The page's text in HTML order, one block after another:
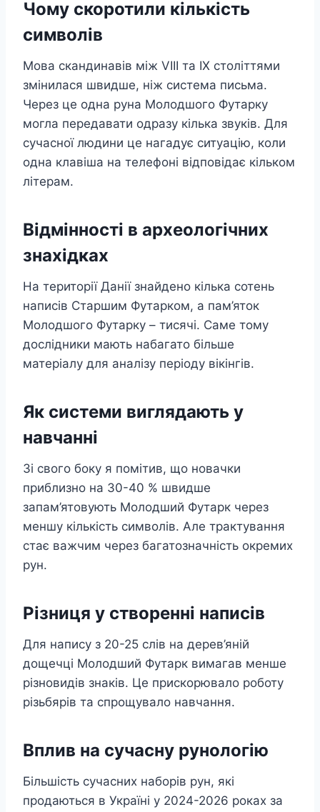
Чому скоротили кількість
символів
Мова скандинавів між VIII та IX століттями
змінилася швидше, ніж система письма.
Через це одна руна Молодшого Футарку
могла передавати одразу кілька звуків. Для
сучасної людини це нагадує ситуацію, коли
одна клавіша на телефоні відповідає кільком
літерам.
Відмінності в археологічних
знахідках
На території Данії знайдено кілька сотень
написів Старшим Футарком, а пам’яток
Молодшого Футарку – тисячі. Саме тому
дослідники мають набагато більше
матеріалу для аналізу періоду вікінгів.
Як системи виглядають у
навчанні
Зі свого боку я помітив, що новачки
приблизно на 30-40 % швидше
запам’ятовують Молодший Футарк через
меншу кількість символів. Але трактування
стає важчим через багатозначність окремих
рун.
Різниця у створенні написів
Для напису з 20-25 слів на дерев’яній
дощечці Молодший Футарк вимагав менше
різновидів знаків. Це прискорювало роботу
різьбярів та спрощувало навчання.
Вплив на сучасну рунологію
Більшість сучасних наборів рун, які
продаються в Україні у 2024-2026 роках за